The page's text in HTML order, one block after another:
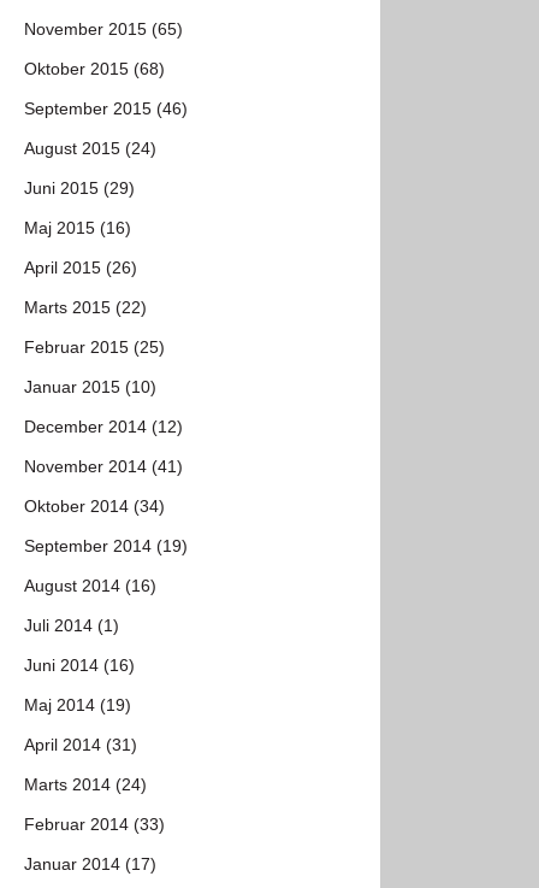
November 2015 (65)
Oktober 2015 (68)
September 2015 (46)
August 2015 (24)
Juni 2015 (29)
Maj 2015 (16)
April 2015 (26)
Marts 2015 (22)
Februar 2015 (25)
Januar 2015 (10)
December 2014 (12)
November 2014 (41)
Oktober 2014 (34)
September 2014 (19)
August 2014 (16)
Juli 2014 (1)
Juni 2014 (16)
Maj 2014 (19)
April 2014 (31)
Marts 2014 (24)
Februar 2014 (33)
Januar 2014 (17)